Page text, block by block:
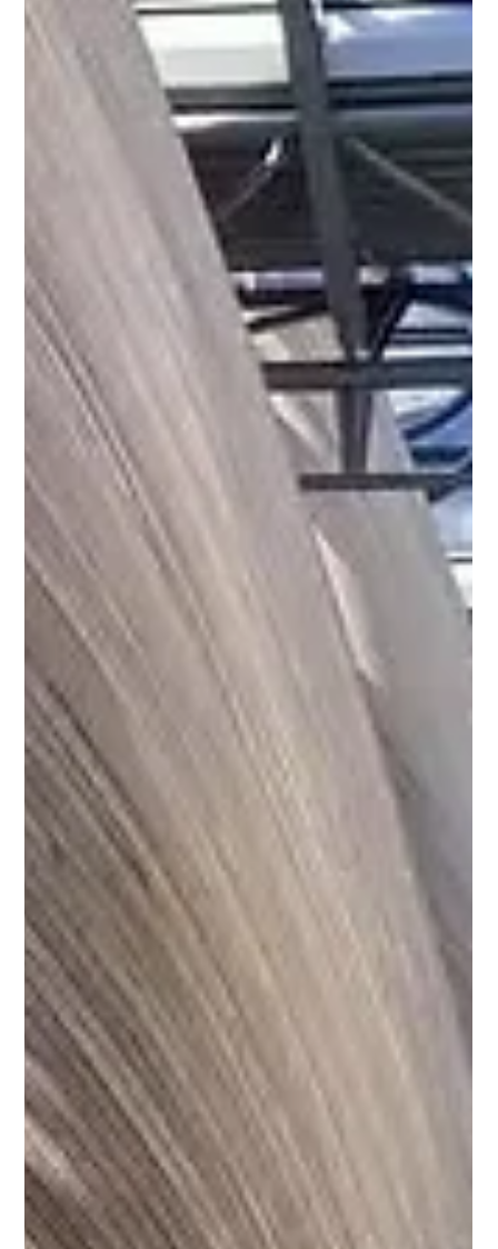
Niels Capeyron
Devant la cour d’assises de la Gironde, un
accusé détenu depuis cinq ans pour une
rixe mortelle
Me Éric Grosselle et Me Alexandre Novion, parties civiles en
présence de l’avocat général Michel Pelegry. © Crédit photo
: J.-M. D https://www.sudouest.fr/justice/devant-la-cour-d-
assises-de-la-gironde-un-accuse-detenu-depuis-cinq-
ans-pour-une-rixe-mortelle-23115290.php